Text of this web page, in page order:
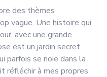
des thèmes
vague. Une histoire qui
avec une grande
est un jardin secret
parfois se noie dans la
réfléchir à mes propres